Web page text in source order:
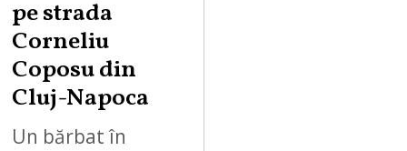
pe strada
Corneliu
Coposu din
Cluj-Napoca
Un bărbat în